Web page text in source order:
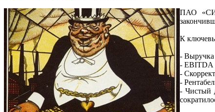
ПАО
К
- Выручка
- EBITDA
-
-
- Чистый